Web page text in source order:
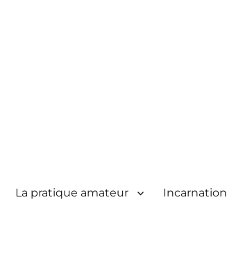
La pratique amateur Incarnation